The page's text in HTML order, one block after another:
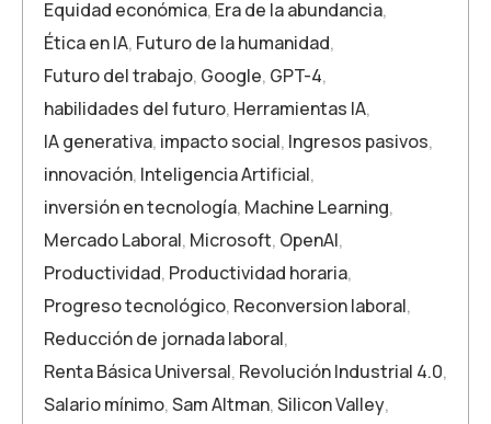
Equidad económica, Era de la abundancia,
Ética en IA, Futuro de la humanidad,
Futuro del trabajo, Google, GPT-4,
habilidades del futuro, Herramientas IA,
IA generativa, impacto social, Ingresos pasivos,
innovación, Inteligencia Artificial,
inversión en tecnología, Machine Learning,
Mercado Laboral, Microsoft, OpenAI,
Productividad, Productividad horaria,
Progreso tecnológico, Reconversion laboral,
Reducción de jornada laboral,
Renta Básica Universal, Revolución Industrial 4.0,
Salario mínimo,Sam Altman,Silicon Valley,